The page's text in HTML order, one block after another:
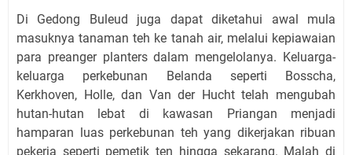
Di Gedong Buleud juga dapat diketahui awal mula
masuknya tanaman teh ke tanah air, melalui kepiawaian
para preanger planters dalam mengelolanya. Keluarga-
keluarga perkebunan Belanda seperti Bosscha,
Kerkhoven, Holle, dan Van der Hucht telah mengubah
hutan-hutan lebat di kawasan Priangan menjadi
hamparan luas perkebunan teh yang dikerjakan ribuan
pekerja seperti pemetik ten hingga sekarang. Malah di